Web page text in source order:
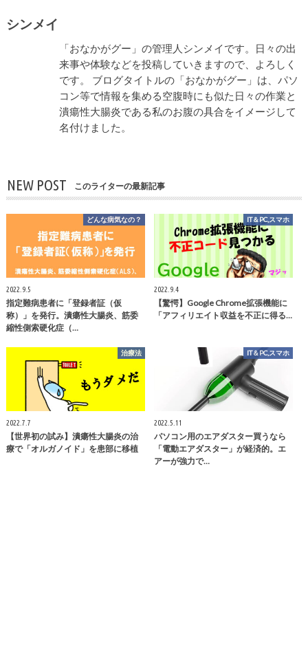
シンメイ
「おなかがグー」の管理人シンメイです。日々の出
来事や体験などを投稿していきますので、よろしく
です。 ブログタイトルの「おなかがグー」は、パソ
コン等で情報を集める空腹時にも似た日々の作業と
潰瘍性大腸炎である私のお腹の具合をイメージして
名付けました。
NEW POST このライターの最新記事
どんな病気なの？
2022.9.5
指定難病患者に「登録者証（仮
称）」を発行。潰瘍性大腸炎、筋委
縮性側索硬化症（…
IT＆PC,スマホ
2022.9.4
【驚愕】Google Chrome拡張機能に
「アフィリエイト収益を不正に得る…
治療法
2022.7.7
【世界初の試み】潰瘍性大腸炎の治
療で「オルガノイド」を患部に移植
IT＆PC,スマホ
2022.5.11
パソコン用のエアダスター買うなら
「電動エアダスター」が経済的。エ
アーが強力で…